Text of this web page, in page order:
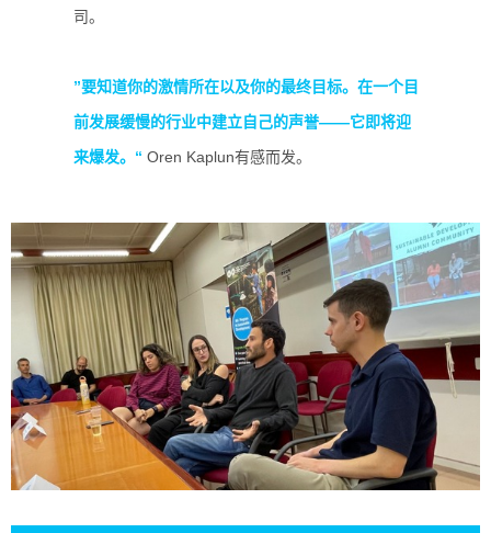
司。
”要知道你的激情所在以及你的最终目标。在一个目
前发展缓慢的行业中建立自己的声誉——它即将迎
来爆发。“ Oren Kaplun有感而发。